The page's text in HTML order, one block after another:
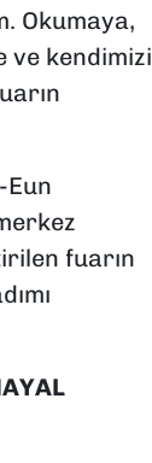
Okumaya,
ve kendimizi
Eun
fuarın